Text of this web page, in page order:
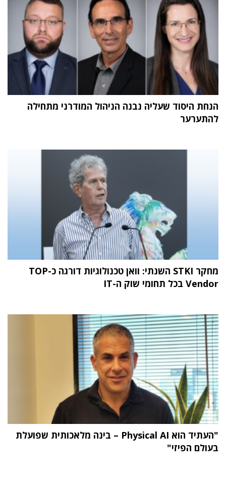
הנחת היסוד שעליה נבנה הניהול המודרני מתחילה
להתערער
מחקר STKI השנתי: וואן טכנולוגיות דורגה כ-TOP
Vendor בכל תחומי שוק ה-IT
"העתיד הוא Physical AI – בינה מלאכותית שפועלת
בעולם הפיזי"